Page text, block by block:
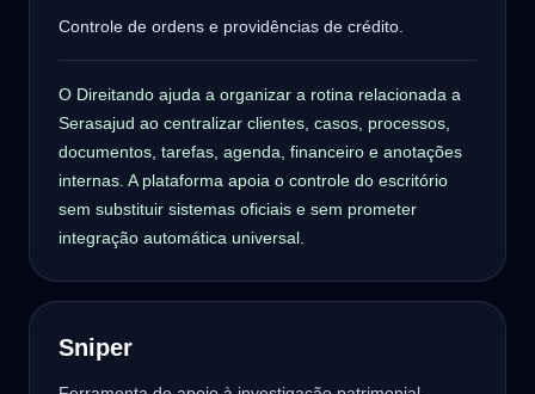
Controle de ordens e providências de crédito.
O Direitando ajuda a organizar a rotina relacionada a
Serasajud ao centralizar clientes, casos, processos,
documentos, tarefas, agenda, financeiro e anotações
internas. A plataforma apoia o controle do escritório
sem substituir sistemas oficiais e sem prometer
integração automática universal.
Sniper